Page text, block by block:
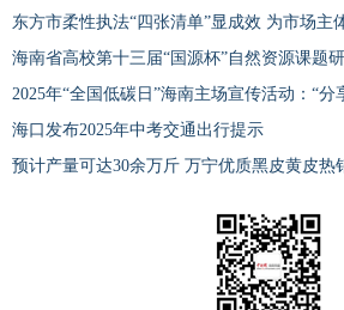
东方市柔性执法“四张清单”显成效 为市场主
海南省高校第十三届“国源杯”自然资源课题
2025年“全国低碳日”海南主场宣传活动：“分
海口发布2025年中考交通出行提示
预计产量可达30余万斤 万宁优质黑皮黄皮热